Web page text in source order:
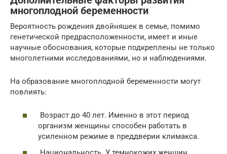
многоплодной беременности
Вероятность рождения двойняшек в семье, помимо
генетической предрасположенности, имеет и иные
научные обоснования, которые подкреплены не только
многолетними исследованиями, но и наблюдениями.
На образование многоплодной беременности могут
повлиять:
Возраст до 40 лет. Именно в этот период
организм женщины способен работать в
усиленном режиме в преддверии климакса.